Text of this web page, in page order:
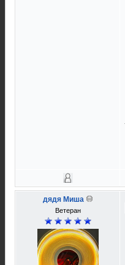
дядя Миша
Ветеран